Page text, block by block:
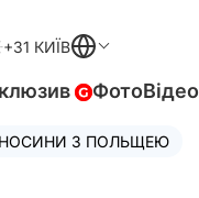
+31 КИЇВ
ФотоВідео
З ПОЛЬЩЕЮ